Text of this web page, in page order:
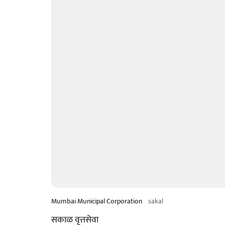
Mumbai Municipal Corporation sakal
सकाळ वृत्तसेवा